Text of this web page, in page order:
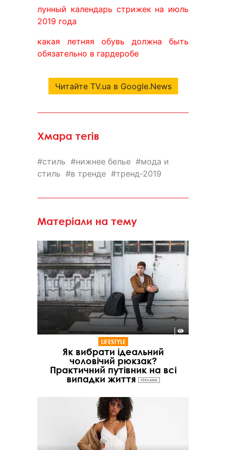
лунный календарь стрижек на июль
2019 года
какая летняя обувь должна быть
обязательно в гардеробе
Читайте TV.ua в Google.News
Хмара тегів
стиль нижнее белье
мода и
стиль
в тренде тренд-2019
Матеріали на тему
LIFESTYLE
Як вибрати ідеальний
чоловічий рюкзак?
Практичний путівник на всі
випадки життя
РЕКЛАМА